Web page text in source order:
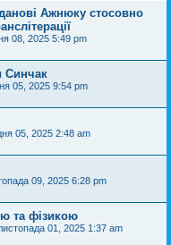
Ажнюку стосовно
08, 2025 5:49 pm
Синчак
05, 2025 9:54 pm
05, 2025 2:48 am
09, 2025 6:28 pm
та фізикою
01, 2025 1:37 am